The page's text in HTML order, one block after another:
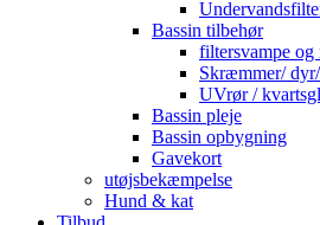
Bassin tilbehør
filtersvampe og
Skræmmer/
UVrør /
Bassin pleje
Bassin opbygning
Gavekort
utøjsbekæmpelse
Hund & kat